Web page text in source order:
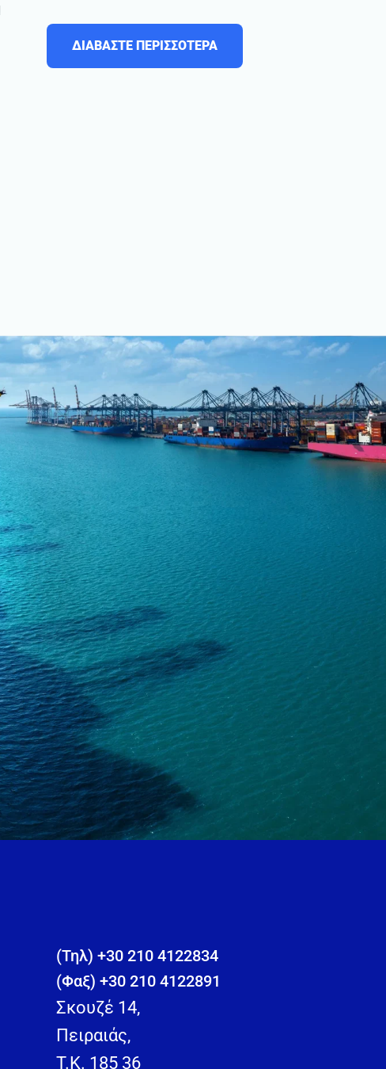
ΔΙΑΒΑΣΤΕ ΠΕΡΙΣΣΟΤΕΡΑ
(Τηλ) +30 210 4122834
(Φαξ) +30 210 4122891
Σκουζέ 14,
Πειραιάς,
T.K. 185 36